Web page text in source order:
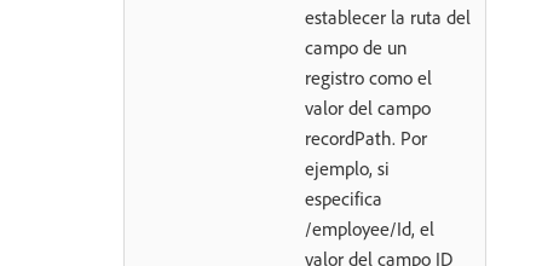
establecer la ruta del
campo de un
registro como el
valor del campo
recordPath. Por
ejemplo, si
especifica
/employee/Id, el
valor del campo ID